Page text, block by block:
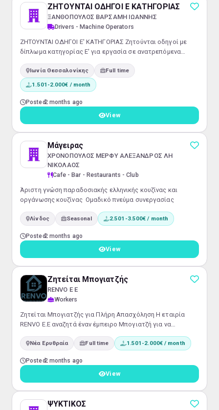
ΖΗΤΟΥΝΤΑΙ ΟΔΗΓΟΙ Ε ΚΑΤΗΓΟΡΙΑΣ
ΞΑΝΘΟΠΟΥΛΟΣ ΒΑΡΣΑΜΗ ΙΩΑΝΝΗΣ
Drivers - Machine Operators
ΖΗΤΟΥΝΤΑΙ ΟΔΗΓΟΙ Ε' ΚΑΤΗΓΟΡΙΑΣ Ζητούνται οδηγοί με
δίπλωμα κατηγορίας Ε' για εργασία σε ανατρεπόμενα
ταχογράφουΠροϋπηρεσία Προσφέρονται:Ικανοποιητικές
αποδοχές από 1400€ έως 2200€Πλήρης ασφάλισηΜόνιμη
εργασία
Ιωνία Θεσσαλονίκης Full time
1.501-2.000€ / month
Posted2 months ago
View
Μάγειρας
ΧΡΟΝΟΠΟΥΛΟΣ ΜΕΡΦΥ ΑΛΕΞΑΝΔΡΟΣ ΛΗ
ΝΙΚΟΛΑΟΣ
Cafe - Bar - Restaurants - Club
Άριστη γνώση παραδοσιακής ελληνικής κουζίνας και
οργάνωσης κουζίνας Ομαδικό πνεύμα συνεργασίας
Λίνδος Seasonal 2.501-3.500€ / month
Posted2 months ago
View
Ζητείται Μπογιατζής
RENVO Ε Ε
Workers
Ζητείται Μπογιατζής για Πλήρη Απασχόληση Η εταιρία
RENVO E.E αναζητά έναν έμπειρο Μπογιατζή για να
της βαφής και αναζητάτε μια σταθερή θέση με φυσική
Κύρια Καθήκοντα: Εκτέλεση εργασιών βαφής σε ποικίλα
οικοδομικά έργα.Προετοιμασία επιφανειών για βέλτιστο
αποτέλεσμα.Συνεργασία με την υπόλοιπ...
Νέα Ερυθραία Full time 1.501-2.000€ / month
Posted2 months ago
View
ΨΥΚΤΙΚΟΣ